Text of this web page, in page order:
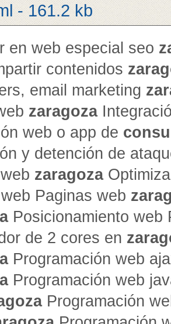
- 161.2 kb
en web especial seo
contenidos
email marketing
zaragoza
web o app de
y detención de
zaragoza
Paginas web
Posicionamiento web
de 2 cores en
Programación web
Programación web
Programación